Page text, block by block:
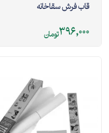
قاب فرش سقاخانه
396,000تومان